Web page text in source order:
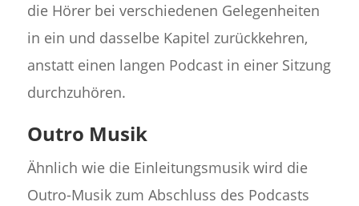
die Hörer bei verschiedenen Gelegenheiten
in ein und dasselbe Kapitel zurückkehren,
anstatt einen langen Podcast in einer Sitzung
durchzuhören.
Outro Musik
Ähnlich wie die Einleitungsmusik wird die
Outro-Musik zum Abschluss des Podcasts